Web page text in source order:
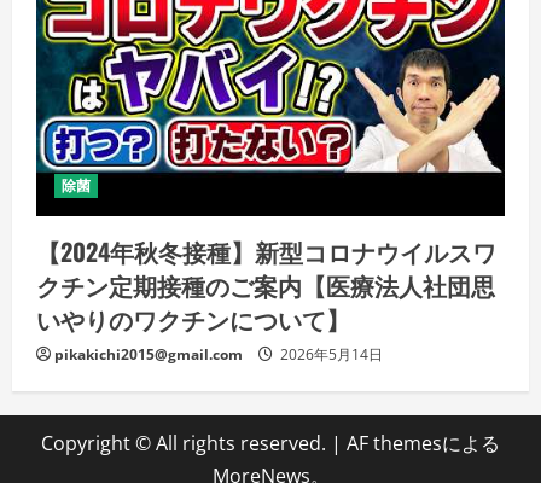
除菌
【2024年秋冬接種】新型コロナウイルスワ
クチン定期接種のご案内【医療法人社団思
いやりのワクチンについて】
pikakichi2015@gmail.com 2026年5月14日
Copyright © All rights reserved. | AF themesによる
MoreNews。